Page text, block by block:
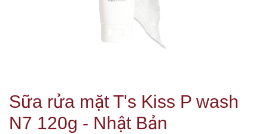
Sữa rửa mặt T's Kiss P wash
N7 120g - Nhật Bản